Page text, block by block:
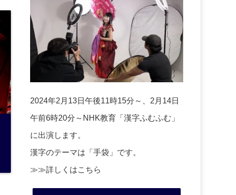
2024年2月13日午後11時15分～、2月14日
午前6時20分～NHK教育「漢字ふむふむ」
に出演します。
漢字のテーマは「手袋」です。
≫≫詳しくはこちら